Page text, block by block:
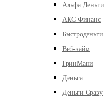
Альфа Деньги
АКС Финанс
Быстроденьги
Веб-займ
ГринМани
Деньга
Деньги Сразу